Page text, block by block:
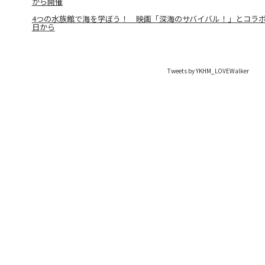
4つの水族館で海を学ぼう！ 映画「深海のサバイバル！」とコラ
日から
Tweets by YKHM_LOVEWalker